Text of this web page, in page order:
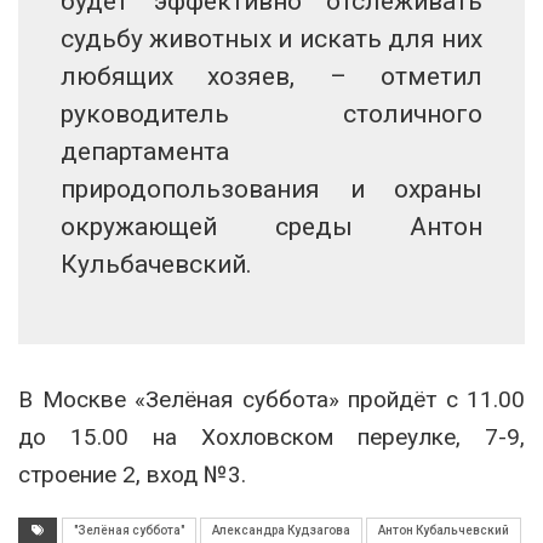
судьбу животных и искать для них
любящих хозяев, – отметил
руководитель столичного
департамента
природопользования и охраны
окружающей среды Антон
Кульбачевский.
В Москве «Зелёная суббота» пройдёт с 11.00
до 15.00 на Хохловском переулке, 7-9,
строение 2, вход №3.
"Зелёная суббота" Александра Кудзагова Антон Кубальчевский